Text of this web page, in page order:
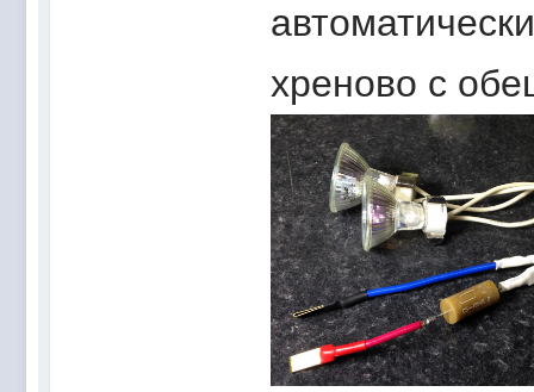
хреново с